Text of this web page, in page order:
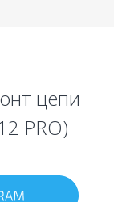
цепи
PRO)